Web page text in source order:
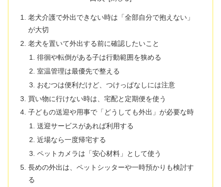
老犬介護で外出できない時は「全部自分で抱えない」
が大切
老犬を置いて外出する前に確認したいこと
徘徊や転倒がある子は行動範囲を狭める
室温管理は最優先で整える
おむつは便利だけど、つけっぱなしには注意
買い物に行けない時は、宅配と定期便を使う
子どもの送迎や用事で「どうしても外出」が必要な時
送迎サービスがあれば利用する
近場なら一度帰宅する
ペットカメラは「安心材料」として使う
長めの外出は、ペットシッターや一時預かりも検討す
る